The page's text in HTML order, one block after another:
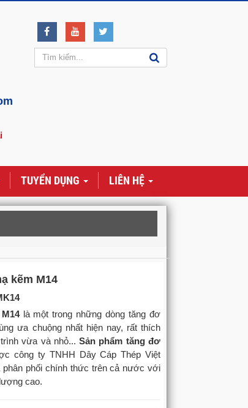
TUYỂN DỤNG LIÊN HỆ
kẽm M14
là một trong những dòng tăng đơ
ưa chuộng nhất hiện nay, rất thích
vừa và nhỏ...Sản phẩm tăng đơ
công ty TNHH Dây Cáp Thép Việt
phân phối chính thức trên cả nước với
cao.